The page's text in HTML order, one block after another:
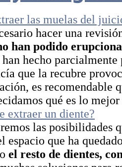
las muelas del
hacer una
han podido
hecho parcialmente
que la recubre
es recomendable
qué es lo mejor
extraer un diente?
las posibilidades
espacio que ha
el resto de dientes,